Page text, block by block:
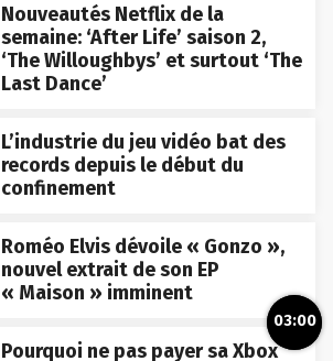
Nouveautés Netflix de la
semaine: ‘After Life’ saison 2,
‘The Willoughbys’ et surtout ‘The
Last Dance’
L’industrie du jeu vidéo bat des
records depuis le début du
confinement
Roméo Elvis dévoile « Gonzo »,
nouvel extrait de son EP
« Maison » imminent
Pourquoi ne pas payer sa Xbox
03:00